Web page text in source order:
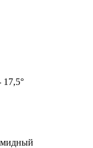
17,5°